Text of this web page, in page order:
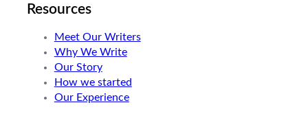
Resources
Meet Our Writers
Why We Write
Our Story
How we started
Our Experience